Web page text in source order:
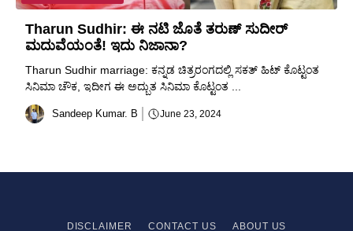
Tharun Sudhir: ಈ ನಟಿ ಜೊತೆ ತರುಣ್ ಸುದೀರ್
ಮದುವೆಯಂತೆ! ಇದು ನಿಜಾನಾ?
Tharun Sudhir marriage: ಕನ್ನಡ ಚಿತ್ರರಂಗದಲ್ಲಿ ಸಕತ್ ಹಿಟ್ ಕೊಟ್ಟಂತ
ಸಿನಿಮಾ ಚೌಕ, ಇದೀಗ ಈ ಅದ್ಬುತ ಸಿನಿಮಾ ಕೊಟ್ಟಂತ ...
Sandeep Kumar. B June 23, 2024
DISCLAIMER CONTACT US ABOUT US